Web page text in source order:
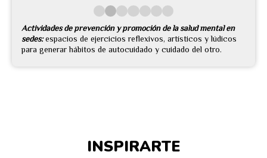
Actividades de prevención y promoción de la salud mental en
sedes:espacios de ejercicios reflexivos, artísticos y lúdicos
para generar hábitos de autocuidado y cuidado del otro.
INSPIRARTE